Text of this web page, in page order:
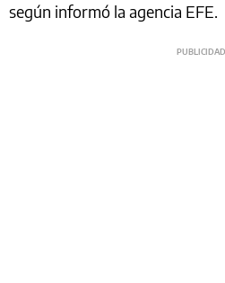
según informó la agencia EFE.